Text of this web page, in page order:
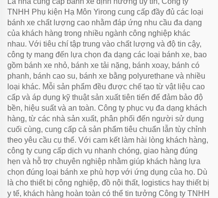
TNHH Phụ kiện Hạ Môn Yirong cung cấp đầy đủ các loại
bánh xe chất lượng cao nhằm đáp ứng nhu cầu đa dạng
của khách hàng trong nhiều ngành công nghiệp khác
nhau. Với tiêu chí tập trung vào chất lượng và độ tin cậy,
công ty mang đến lựa chọn đa dạng các loại bánh xe, bao
gồm bánh xe nhỏ, bánh xe tải nặng, bánh xoay, bánh có
phanh, bánh cao su, bánh xe bằng polyurethane và nhiều
loại khác. Mỗi sản phẩm đều được chế tạo từ vật liệu cao
cấp và áp dụng kỹ thuật sản xuất tiên tiến để đảm bảo độ
bền, hiệu suất và an toàn. Công ty phục vụ đa dạng khách
hàng, từ các nhà sản xuất, phân phối đến người sử dụng
cuối cùng, cung cấp cả sản phẩm tiêu chuẩn lẫn tùy chỉnh
theo yêu cầu cụ thể. Với cam kết làm hài lòng khách hàng,
công ty cung cấp dịch vụ nhanh chóng, giao hàng đúng
hẹn và hỗ trợ chuyên nghiệp nhằm giúp khách hàng lựa
chọn đúng loại bánh xe phù hợp với ứng dụng của họ. Dù
là cho thiết bị công nghiệp, đồ nội thất, logistics hay thiết bị
y tế, khách hàng hoàn toàn có thể tin tưởng Công ty TNHH